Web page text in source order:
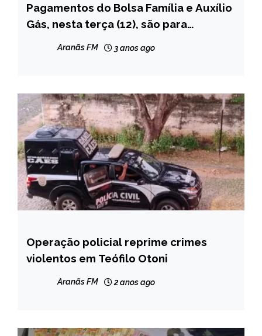
BRASIL
CAPELINHA
Pagamentos do Bolsa Família e Auxílio
Gás, nesta terça (12), são para
Aranãs FM 3 anos ago
MINAS
GERAIS
NOTÍCIAS
Operação policial reprime crimes
violentos em Teófilo Otoni
Aranãs FM 2 anos ago